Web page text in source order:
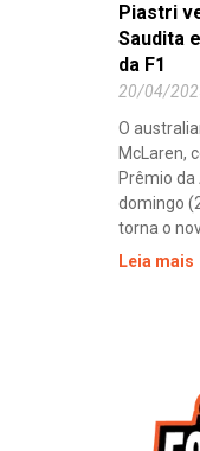
Piastri
Saudita
da F1
20/04/
O
McLaren,
Prêmio
domingo
torna o
Leia mais